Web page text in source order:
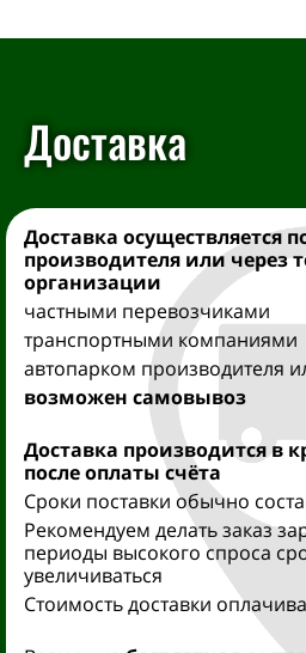
Доставка
Доставка осуществляется
производителя или через
организации
частными перевозчиками
транспортными компаниями
автопарком производителя
возможен самовывоз
Доставка производитсяв
после оплаты счёта
Сроки поставки обычно
Рекомендуем делать заказ
периоды высокого спроса
увеличиваться
Стоимость доставки